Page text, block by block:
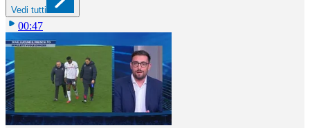
Vedi tutti
00:47